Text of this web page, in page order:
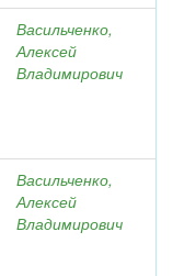
Васильченко,
Алексей
Владимирович
Васильченко,
Алексей
Владимирович